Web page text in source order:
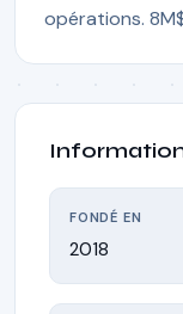
opérations.
FONDÉ EN
2018